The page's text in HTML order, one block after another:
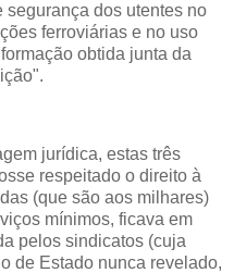
segurança dos utentes no
ferroviárias e no uso
obtida junta da
jurídica, estas três
respeitado o direito à
(que são aos milhares)
mínimos, ficava em
pelos sindicatos (cuja
de Estado nunca revelado,